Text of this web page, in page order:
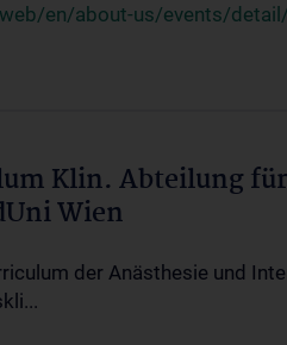
en/about-us/events/
Klin. Abteilung
Wien
der Anästhesie und